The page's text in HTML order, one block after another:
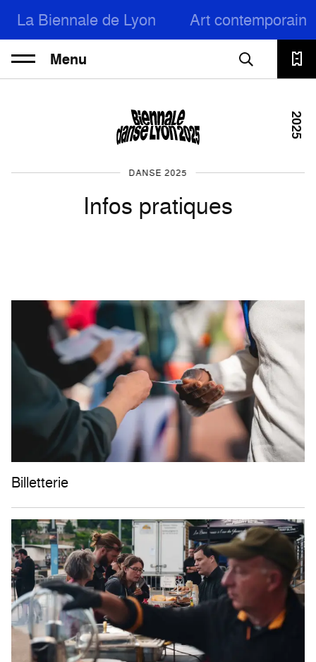
La Biennale de Lyon Art contemporain
Menu
DANSE 2025
Infos pratiques
2025
Billetterie